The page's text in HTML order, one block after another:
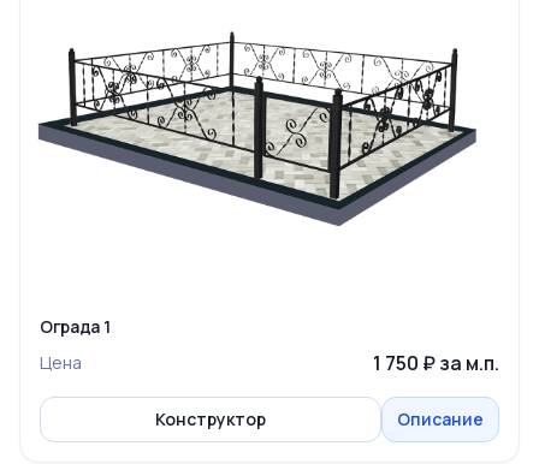
Ограда 1
Цена
1 750 ₽ за м.п.
Конструктор Описание